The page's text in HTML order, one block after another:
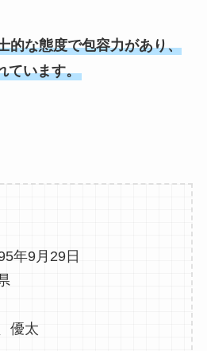
的な態度で包容力があり、
ています。
年9月29日
優太